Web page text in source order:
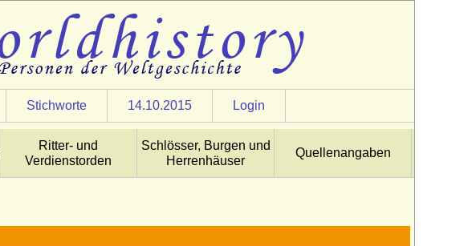
Stichworte 14.10.2015 Login
Ritter- und
Verdienstorden
Schlösser, Burgen und
Herrenhäuser
Quellenangaben